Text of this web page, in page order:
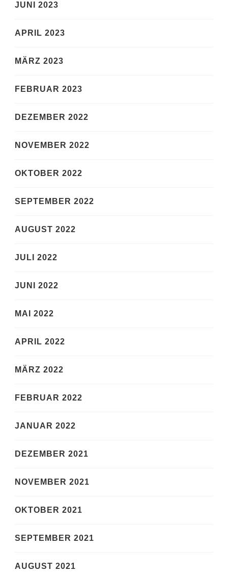
JUNI 2023
APRIL 2023
MÄRZ 2023
FEBRUAR 2023
DEZEMBER 2022
NOVEMBER 2022
OKTOBER 2022
SEPTEMBER 2022
AUGUST 2022
JULI 2022
JUNI 2022
MAI 2022
APRIL 2022
MÄRZ 2022
FEBRUAR 2022
JANUAR 2022
DEZEMBER 2021
NOVEMBER 2021
OKTOBER 2021
SEPTEMBER 2021
AUGUST 2021